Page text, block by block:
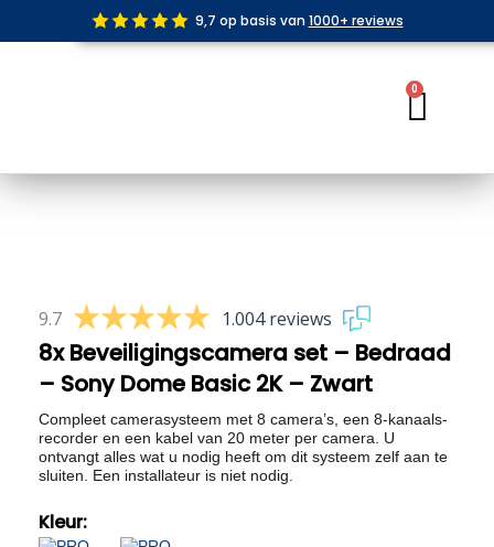
de
9,7 op basis van 1000+ reviews
0
9.7 1.004 reviews
8x Beveiligingscamera set – Bedraad
– Sony Dome Basic 2K – Zwart
Compleet camerasysteem met 8 camera’s, een 8-kanaals-
recorder en een kabel van 20 meter per camera. U
ontvangt alles wat u nodig heeft om dit systeem zelf aan te
sluiten. Een installateur is niet nodig.
Kleur: